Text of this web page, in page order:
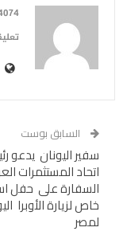
4074
السابق بوست
سفير اليونان يدعو
اتحاد المستثمرات
السفارة على حفل
خاص لزيارة الأوبرا
لمصر